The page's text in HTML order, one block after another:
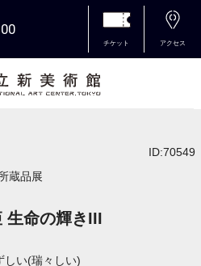
チケット アクセス
ID:70549
蔵品展
生命の輝きIII
しい(瑞々しい)